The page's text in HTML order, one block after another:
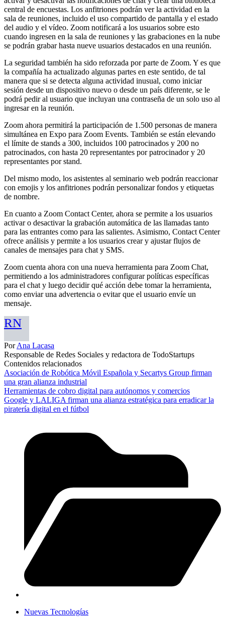
central de encuestas. Los anfitriones podrán ver la actividad en la
sala de reuniones, incluido el uso compartido de pantalla y el estado
del audio y el vídeo. Zoom notificará a los usuarios sobre esto
cuando ingresen en la sala de reuniones y las grabaciones en la nube
se podrán grabar hasta nueve usuarios destacados en una reunión.
La seguridad también ha sido reforzada por parte de Zoom. Y es que
la compañía ha actualizado algunas partes en este sentido, de tal
manera que si se detecta alguna actividad inusual, como iniciar
sesión desde un dispositivo nuevo o desde un país diferente, se le
podrá pedir al usuario que incluyan una contraseña de un solo uso al
ingresar en la reunión.
Zoom ahora permitirá la participación de 1.500 personas de manera
simultánea en Expo para Zoom Events. También se están elevando
el límite de stands a 300, incluidos 100 patrocinados y 200 no
patrocinados, con hasta 20 representantes por patrocinador y 20
representantes por stand.
Del mismo modo, los asistentes al seminario web podrán reaccionar
con emojis y los anfitriones podrán personalizar fondos y etiquetas
de nombre.
En cuanto a Zoom Contact Center, ahora se permite a los usuarios
activar o desactivar la grabación automática de las llamadas tanto
para las entrantes como para las salientes. Asimismo, Contact Center
ofrece análisis y permite a los usuarios crear y ajustar flujos de
canales de mensajes para chat y SMS.
Zoom cuenta ahora con una nueva herramienta para Zoom Chat,
permitiendo a los administradores configurar políticas específicas
para el chat y luego decidir qué acción debe tomar la herramienta,
como enviar una advertencia o evitar que el usuario envíe un
mensaje.
RN
PorAna Lacasa
Responsable de Redes Sociales y redactora de TodoStartups
Contenidos relacionados
Asociación de Robótica Móvil Española y Secartys Group firman
una gran alianza industrial
Herramientas de cobro digital para autónomos y comercios
Google y LALIGA firman una alianza estratégica para erradicar la
piratería digital en el fútbol
Nuevas Tecnologías